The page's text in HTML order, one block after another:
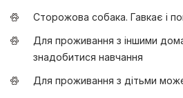
Сторожова собака. Гавкає і
Для проживання з іншими
знадобитися навчання
Для проживання з дітьми